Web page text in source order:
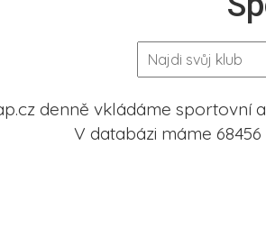
denně vkládáme sportovní
V databázi máme